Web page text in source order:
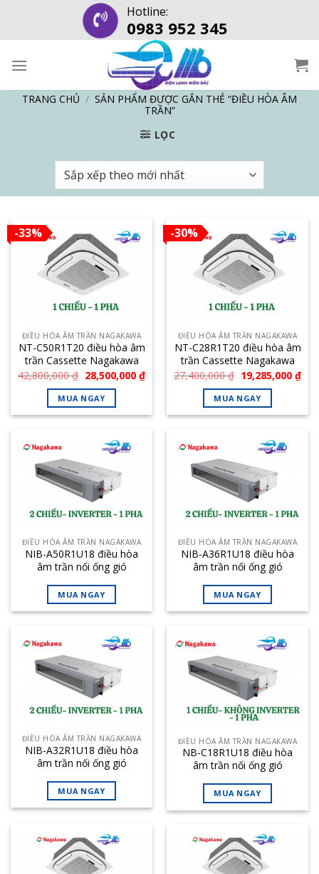
content
Hotline:
0983 952 345
TRANG CHỦ / SẢN PHẨM ĐƯỢC GẮN THẺ “ĐIỀU HÒA ÂM
TRẦN”
LỌC
-33%
ĐIỀU HÒA ÂM TRẦN NAGAKAWA
NT-C50R1T20 điều hòa âm
trần Cassette Nagakawa
50000BTU 1 chiều
42,800,000₫ Giá
gốc
là:
42,800,000 ₫.
28,500,000 ₫Giá
hiện
28,500,000 ₫.
MUA NGAY
-30%
ĐIỀU HÒA ÂM TRẦN NAGAKAWA
NT-C28R1T20 điều hòa âm
trần Cassette Nagakawa
28000BTU 1 chiều
27,400,000₫ Giá
gốc
là:
27,400,000 ₫.
19,285,000 ₫Giá
hiện
MUA NGAY
ĐIỀU HÒA ÂM TRẦN NAGAKAWA
NIB-A50R1U18 điều hòa
âm trần nối ống gió
chiều inverter
MUA NGAY
ĐIỀU HÒA ÂM TRẦN NAGAKAWA
NIB-A36R1U18 điều hòa
âm trần nối ống gió
chiều inverter
MUA NGAY
ĐIỀU HÒA ÂM TRẦN NAGAKAWA
NIB-A32R1U18 điều hòa
âm trần nối ống gió
chiều inverter
MUA NGAY
ĐIỀU HÒA ÂM TRẦN NAGAKAWA
NB-C18R1U18 điều hòa
âm trần nối ống gió
chiều
MUA NGAY